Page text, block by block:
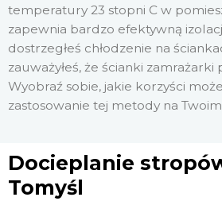
temperatury 23 stopni C w
zapewnia bardzo efektywną
dostrzegłeś chłodzenie na
zauważyłeś, że ścianki zamrażarki
Wyobraź sobie, jakie korzyści
zastosowanie tej metody na
Docieplanie
Tomyśl